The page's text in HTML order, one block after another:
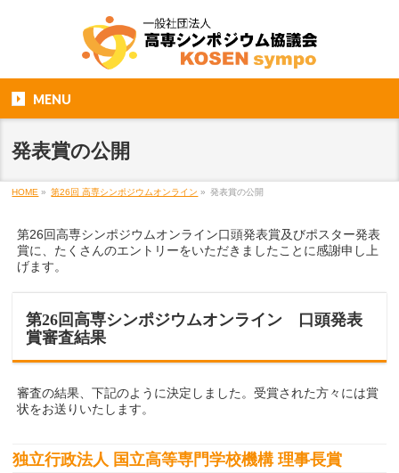
MENU
発表賞の公開
HOME » 第26回 高専シンポジウムオンライン » 発表賞の公開
第26回高専シンポジウムオンライン口頭発表賞及びポスター発表
賞に、たくさんのエントリーをいただきましたことに感謝申し上
げます。
第26回高専シンポジウムオンライン 口頭発表
賞審査結果
審査の結果、下記のように決定しました。受賞された方々には賞
状をお送りいたします。
独立行政法人 国立高等専門学校機構 理事長賞